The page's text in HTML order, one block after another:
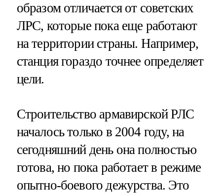
образом отличается от советских
ЛРС, которые пока еще работают
на территории страны. Например,
станция гораздо точнее определяет
цели.
Строительство армавирской РЛС
началось только в 2004 году, на
сегодняшний день она полностью
готова, но пока работает в режиме
опытно-боевого дежурства. Это